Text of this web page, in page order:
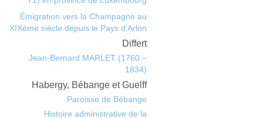
Émigration vers la Champagne au
XIXème siècle depuis le Pays d’Arlon
Differt
Jean-Bernard MARLET (1760 –
1834)
Habergy, Bébange et Guelff
Paroisse de Bébange
Histoire administrative de la